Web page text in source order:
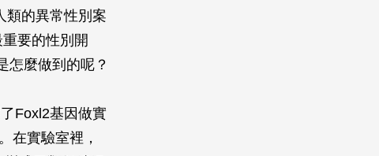
類的異常性別案
要的性別開
怎麼做到的呢？
Foxl2基因做實
在實驗室裡，